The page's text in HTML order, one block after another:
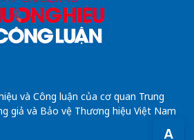
A
và Công luận của cơ quan Trung
giả và Bảo vệ Thương hiệu Việt Nam